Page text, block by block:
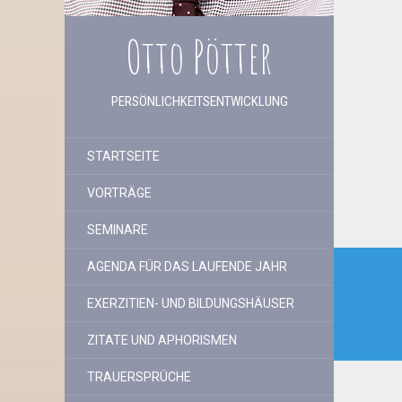
Otto Pötter
PERSÖNLICHKEITSENTWICKLUNG
STARTSEITE
VORTRÄGE
SEMINARE
AGENDA FÜR DAS LAUFENDE JAHR
EXERZITIEN- UND BILDUNGSHÄUSER
ZITATE UND APHORISMEN
TRAUERSPRÜCHE